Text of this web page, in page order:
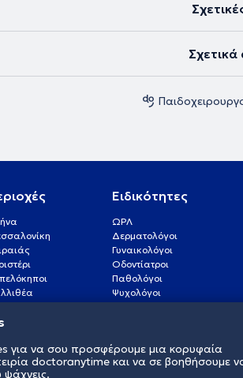
Σμύρνη
Ειδικότητες
ΩΡΛ
Δερματολόγοι
Γυναικολόγοι
Οδοντίατροι
Παθολόγοι
Ψυχολόγοι
Οφθαλμίατροι
Καρδιολόγοι
για να σου προσφέρουμε μια κορυφαία
doctoranytime και να σε βοηθήσουμε